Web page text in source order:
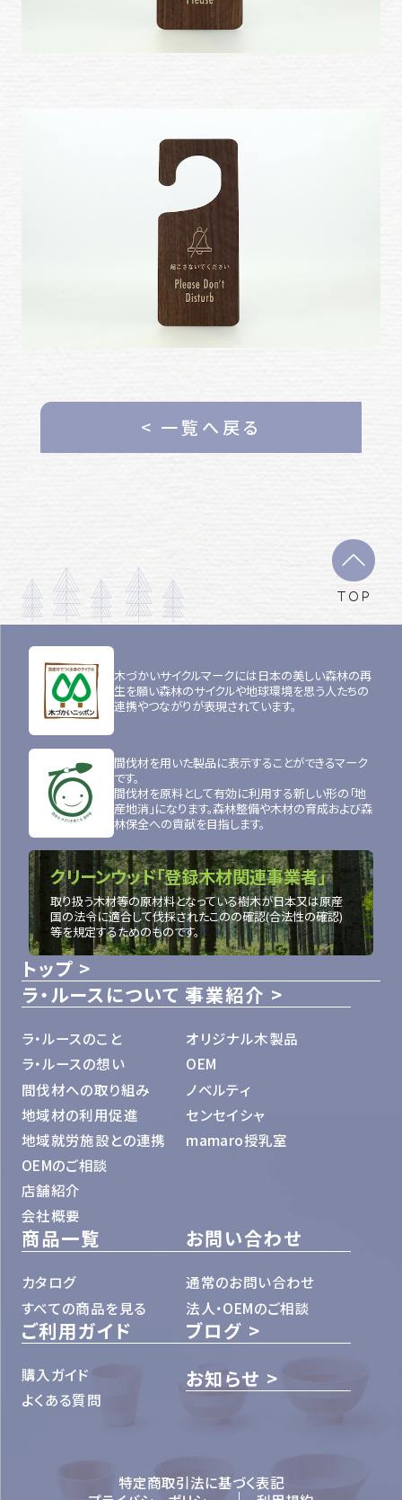
< 一覧へ戻る
TOP
トップ
ラ・ルースについて
ラ・ルースのこと
ラ・ルースの想い
間伐材への取り組み
地域材の利用促進
地域就労施設との連携
OEMのご相談
店舗紹介
会社概要
事業紹介
オリジナル木製品
OEM
ノベルティ
センセイシャ
mamaro授乳室
商品一覧
カタログ
すべての商品を見る
お問い合わせ
通常のお問い合わせ
法人・OEMのご相談
ご利用ガイド
購入ガイド
よくある質問
ブログ
お知らせ
木づかいサイクルマークには日本の美しい森林の再
生を願い森林のサイクルや地球環境を思う人たちの
連携やつながりが表現されています。
間伐材を用いた製品に表示することができるマーク
です。
間伐材を原料として有効に利用する新しい形の「地
産地消」になります。森林整備や木材の育成および森
林保全への貢献を目指します。
クリーンウッド「登録木材関連事業者」
取り扱う木材等の原材料となっている樹木が日本又は原産
国の法令に適合して伐採されたこのの確認(合法性の確認)
等を規定するためのものです。
特定商取引法に基づく表記